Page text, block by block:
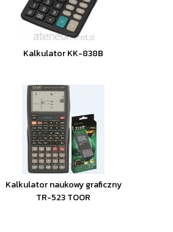
Kalkulator KK-838B
Kalkulator naukowy graficzny
TR-523 TOOR